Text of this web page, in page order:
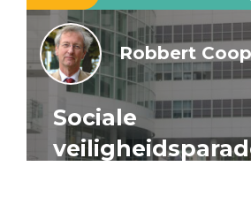
Robbert
Sociale